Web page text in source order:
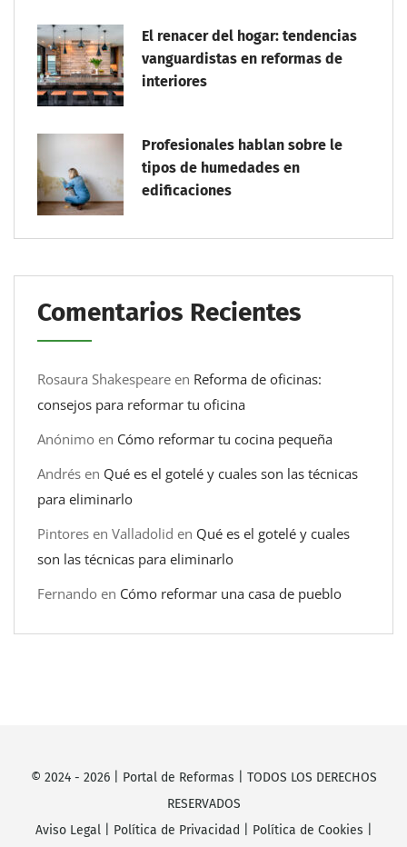
El renacer del hogar: tendencias
vanguardistas en reformas de
interiores
Profesionales hablan sobre le
tipos de humedades en
edificaciones
Comentarios Recientes
Rosaura Shakespeare en Reforma de oficinas:
consejos para reformar tu oficina
Anónimo en Cómo reformar tu cocina pequeña
Andrés en Qué es el gotelé y cuales son las técnicas
para eliminarlo
Pintores en Valladolid en Qué es el gotelé y cuales
son las técnicas para eliminarlo
Fernando en Cómo reformar una casa de pueblo
© 2024 - 2026| Portal de Reformas | TODOS LOS DERECHOS
RESERVADOS
Aviso Legal| Política de Privacidad Política de Cookies